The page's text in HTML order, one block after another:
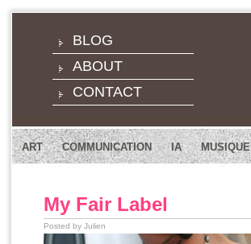
BLOG
ABOUT
CONTACT
ART COMMUNICATION IA MUSIQUE
My Fair Label
Posted by Julien